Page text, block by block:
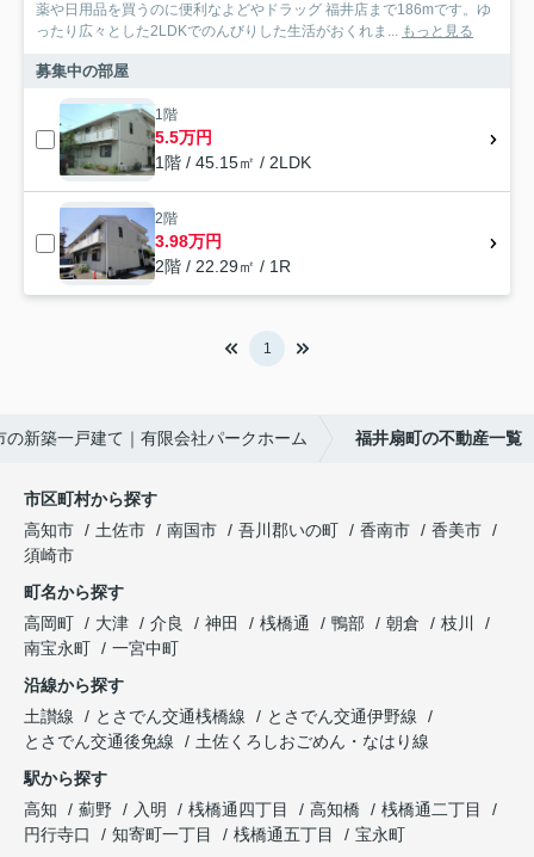
薬や日用品を買うのに便利なよどやドラッグ 福井店まで186mです。ゆ
ったり広々とした2LDKでのんびりした生活がおくれま... もっと見る
募集中の部屋
1階
5.5万円
1階 / 45.15㎡ / 2LDK
2階
3.98万円
2階 / 22.29㎡ / 1R
1
の新築一戸建て｜有限会社パークホーム 福井扇町の不動産一覧
市区町村から探す
高知市
土佐市 南国市 吾川郡いの町 香南市
香美市
須崎市
町名から探す
高岡町
大津 介良 神田 桟橋通 鴨部 朝倉
枝川
南宝永町
一宮中町
沿線から探す
土讃線
とさでん交通桟橋線
とさでん交通伊野線
とさでん交通後免線
土佐くろしおごめん・なはり線
駅から探す
高知
薊野 入明 桟橋通四丁目 高知橋
桟橋通二丁目
円行寺口
知寄町一丁目 桟橋通五丁目 宝永町